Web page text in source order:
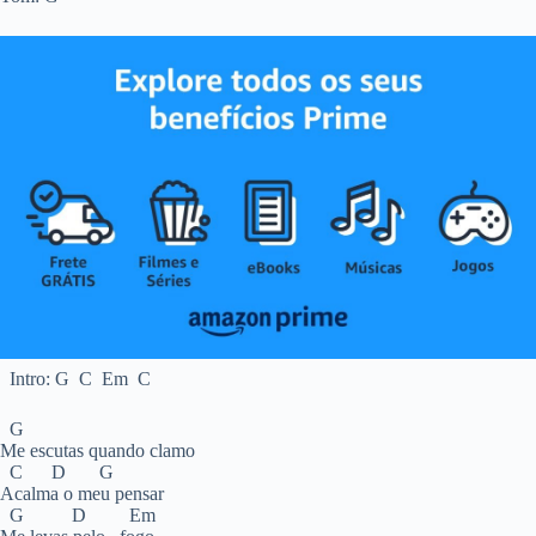
Intro: G C Em C
G
Me escutas quando clamo
C D G
Acalma o meu pensar
G D Em